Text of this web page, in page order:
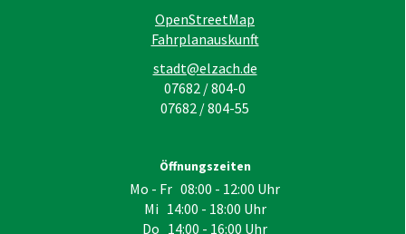
OpenStreetMap
Fahrplanauskunft
stadt@elzach.de
07682 / 804-0
07682 / 804-55
Öffnungszeiten
Mo - Fr 08:00 - 12:00 Uhr
Mi 14:00 - 18:00 Uhr
Do 14:00 - 16:00 Uhr